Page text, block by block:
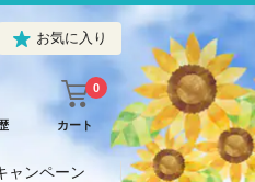
お気に入り
カート
0
ャンペーン